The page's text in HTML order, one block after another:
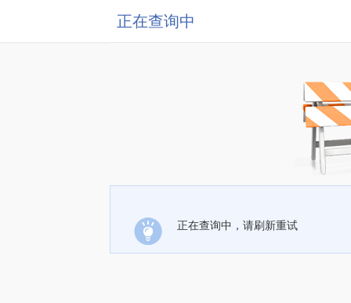
正在查询中
正在查询中，请刷新重试